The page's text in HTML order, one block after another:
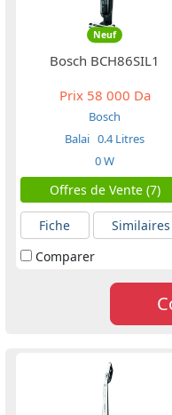
Neuf
Bosch BCH86SIL1
Prix58 000 Da
Bosch
Balai 0.4 Litres
0 W
Offres de Vente (7)
Fiche
Similaires
Comparer